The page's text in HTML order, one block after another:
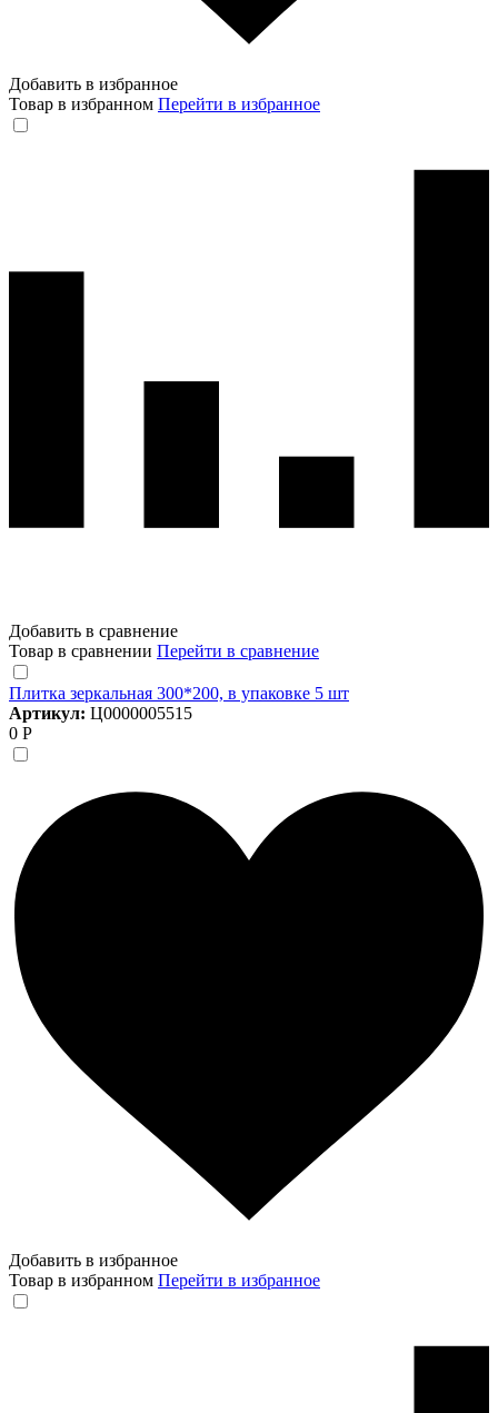
Добавить в избранное
Товар в избранном Перейти в избранное
Добавить в сравнение
Товар в сравнении Перейти в сравнение
Плитка зеркальная 300*200, в упаковке 5 шт
Артикул: Ц0000005515
0 Р
Добавить в избранное
Товар в избранном Перейти в избранное